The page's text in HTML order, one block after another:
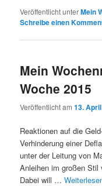
Veröffentlicht unterMein
Schreibe einen
Mein
Woche 2015
Veröffentlicht am13.
Reaktionen auf die
Verhinderung einer
unter der Leitung von
Anleihen im großen Stil
Dabei will …